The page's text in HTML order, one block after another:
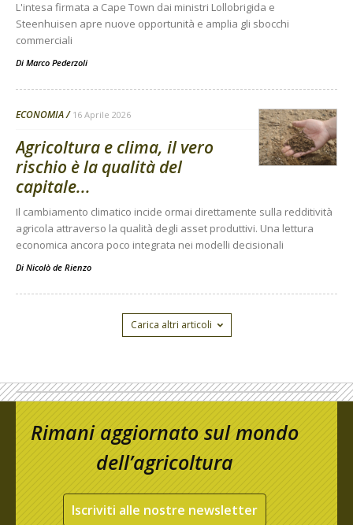
L'intesa firmata a Cape Town dai ministri Lollobrigida e
Steenhuisen apre nuove opportunità e amplia gli sbocchi
commerciali
Di Marco Pederzoli
ECONOMIA 16 Aprile 2026
Agricoltura e clima, il vero
rischio è la qualità del
capitale...
Il cambiamento climatico incide ormai direttamente sulla redditività
agricola attraverso la qualità degli asset produttivi. Una lettura
economica ancora poco integrata nei modelli decisionali
Di Nicolò de Rienzo
Carica altri articoli
Rimani aggiornato sul mondo
dell’agricoltura
Iscriviti alle nostre newsletter